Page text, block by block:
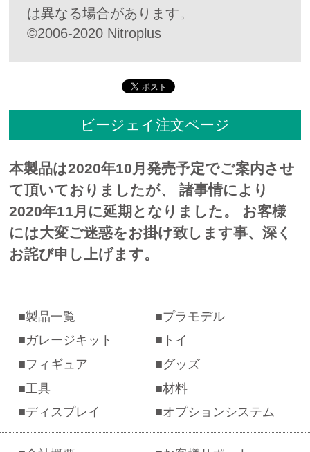
は異なる場合があります。
©2006-2020 Nitroplus
ビージェイ注文ページ
本製品は2020年10月発売予定でご案内させ
て頂いておりましたが、 諸事情により
2020年11 月に延期となりました。 お客様
には大変ご迷惑をお掛け致します事、深く
お詫び申し上げます。
製品一覧
プラモデル
ガレージキット
トイ
フィギュア
グッズ
工具
材料
ディスプレイ
オプションシステム